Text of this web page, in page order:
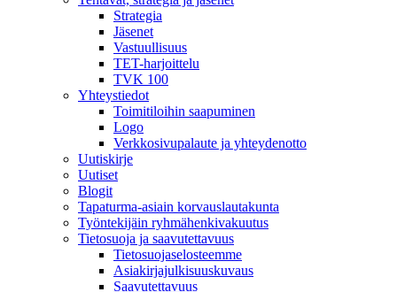
Strategia
Jäsenet
Vastuullisuus
TET-harjoittelu
TVK 100
Yhteystiedot
Toimitiloihin saapuminen
Logo
Verkkosivupalaute ja yhteydenotto
Uutiskirje
Uutiset
Blogit
Tapaturma-asiain korvauslautakunta
Työntekijäin ryhmähenkivakuutus
Tietosuoja ja saavutettavuus
Tietosuojaselosteemme
Asiakirjajulkisuuskuvaus
Saavutettavuus